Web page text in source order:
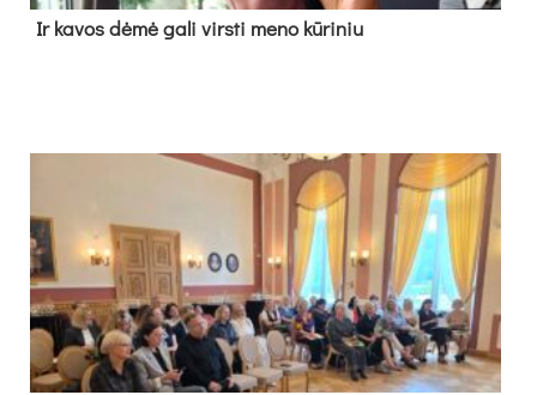
Ir ka­vos dė­mė ga­li virs­ti me­no kū­ri­niu